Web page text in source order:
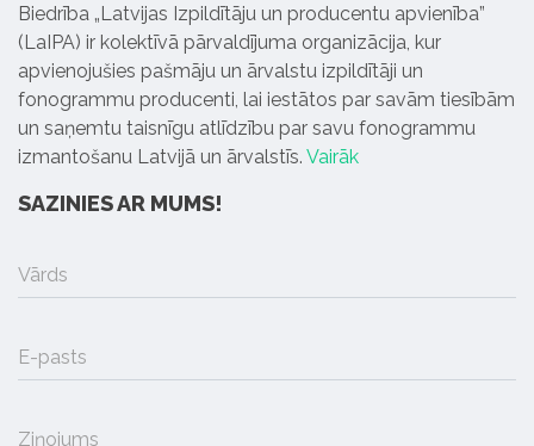
Biedrība „Latvijas Izpildītāju un producentu apvienība”
(LaIPA) ir kolektīvā pārvaldījuma organizācija, kur
apvienojušies pašmāju un ārvalstu izpildītāji un
fonogrammu producenti, lai iestātos par savām tiesībām
un saņemtu taisnīgu atlīdzību par savu fonogrammu
izmantošanu Latvijā un ārvalstīs. Vairāk
SAZINIES AR MUMS!
Vārds
E-pasts
Ziņojums